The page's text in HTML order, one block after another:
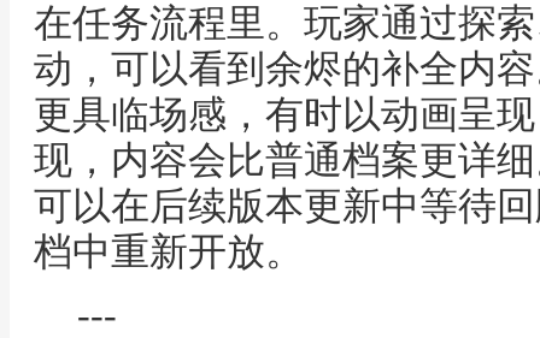
在任务流程里。玩家通过探
动，可以看到余烬的补全内
更具临场感，有时以动画呈
现，内容会比普通档案更详
可以在后续版本更新中等待
档中重新开放。
---